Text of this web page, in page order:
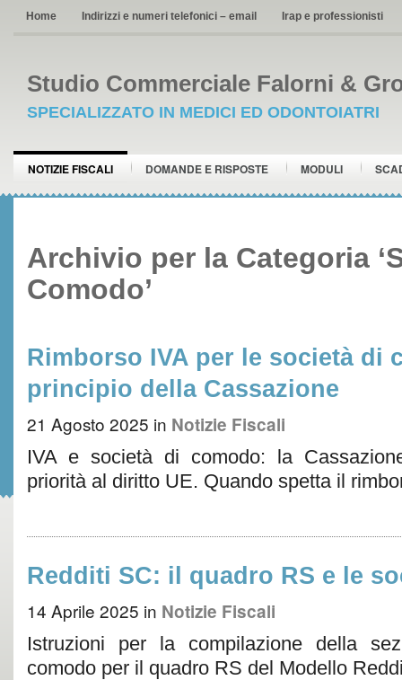
Home Indirizzi e numeri telefonici – email Irap e professionisti
Studio Commerciale Falorni &
SPECIALIZZATO IN MEDICI ED ODONTOIATRI
NOTIZIE FISCALI DOMANDE E RISPOSTE MODULI
Archivio per la Categoria
Comodo’
Rimborso IVA per le società di
principio della Cassazione
21 Agosto 2025 in Notizie Fiscali
IVA e società di comodo: la
priorità al diritto UE. Quando spetta il
Redditi SC: il quadro RS e le
14 Aprile 2025 in Notizie Fiscali
Istruzioni per la compilazione della
comodo per il quadro RS del Modello